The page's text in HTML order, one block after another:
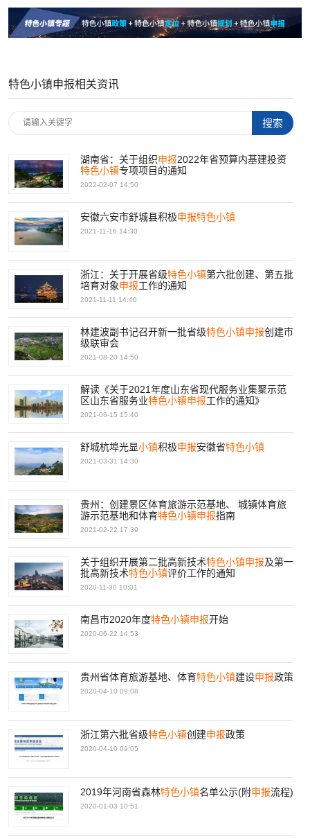
特色小镇申报相关资讯
湖南省：关于组织申报2022年省预算内基建投资
特色小镇专项项目的通知
2022-02-07 14:50
安徽六安市舒城县积极申报特色小镇
2021-11-16 14:30
浙江：关于开展省级特色小镇第六批创建、第五批
培育对象申报工作的通知
2021-11-11 14:40
林建波副书记召开新一批省级特色小镇申报创建市
级联审会
2021-08-20 14:50
解读《关于2021年度山东省现代服务业集聚示范
区山东省服务业特色小镇申报工作的通知》
2021-06-15 15:40
舒城杭埠光显小镇积极申报安徽省特色小镇
2021-03-31 14:30
贵州：创建景区体育旅游示范基地、 城镇体育旅
游示范基地和体育特色小镇申报指南
2021-02-22 17:39
关于组织开展第二批高新技术特色小镇申报及第一
批高新技术特色小镇评价工作的通知
2020-11-30 10:01
南昌市2020年度特色小镇申报开始
2020-06-22 14:53
贵州省体育旅游基地、体育特色小镇建设申报政策
2020-04-10 09:08
浙江第六批省级特色小镇创建申报政策
2020-04-10 09:05
2019年河南省森林特色小镇名单公示(附申报流程)
2020-01-03 10:51